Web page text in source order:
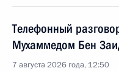
Телефонный
Мухаммедом Бен
7 августа 2026 года, 12:50